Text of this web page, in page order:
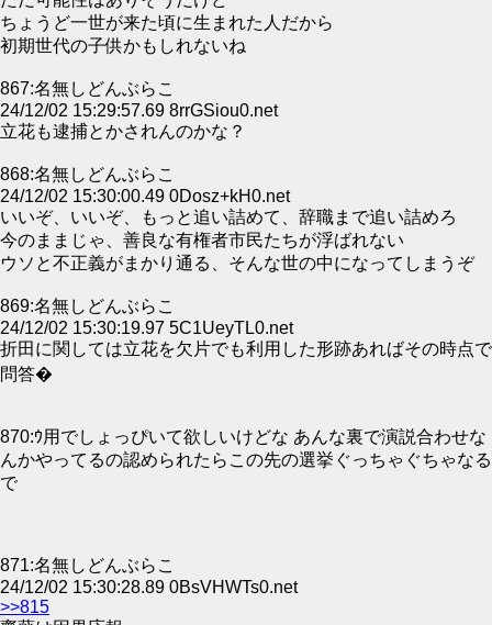
ちょうど一世が来た頃に生まれた人だから
初期世代の子供かもしれないね
867:名無しどんぶらこ
24/12/02 15:29:57.69 8rrGSiou0.net
立花も逮捕とかされんのかな？
868:名無しどんぶらこ
24/12/02 15:30:00.49 0Dosz+kH0.net
いいぞ、いいぞ、もっと追い詰めて、辞職まで追い詰めろ
今のままじゃ、善良な有権者市民たちが浮ばれない
ウソと不正義がまかり通る、そんな世の中になってしまうぞ
869:名無しどんぶらこ
24/12/02 15:30:19.97 5C1UeyTL0.net
折田に関しては立花を欠片でも利用した形跡あればその時点で
問答�
870:ｳ用でしょっぴいて欲しいけどな あんな裏で演説合わせな
んかやってるの認められたらこの先の選挙ぐっちゃぐちゃなる
で
871:名無しどんぶらこ
24/12/02 15:30:28.89 0BsVHWTs0.net
>>815